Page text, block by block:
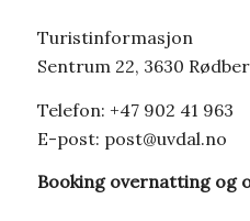
Turistinformasjon
Sentrum 22, 3630
Telefon: +47 902 41 963
E-post: post@uvdal.no
Booking overnatting og